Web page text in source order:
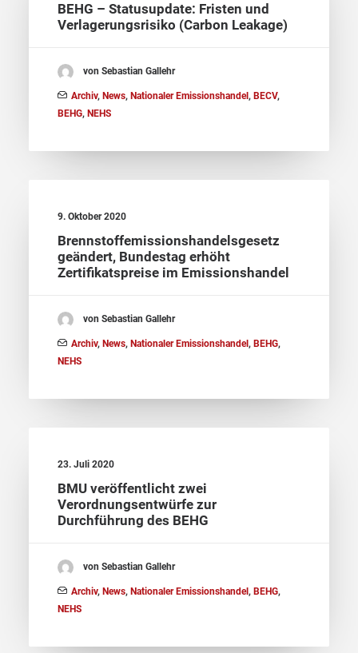
BEHG – Statusupdate: Fristen und
Verlagerungsrisiko (Carbon Leakage)
von Sebastian Gallehr
Archiv, News, Nationaler Emissionshandel, BECV,
BEHG, NEHS
9. Oktober 2020
Brennstoffemissionshandelsgesetz
geändert, Bundestag erhöht
Zertifikats­preise im Emissions­handel
von Sebastian Gallehr
Archiv, News, Nationaler Emissionshandel, BEHG,
NEHS
23. Juli 2020
BMU veröffentlicht zwei
Verordnungsentwürfe zur
Durchführung des BEHG
von Sebastian Gallehr
Archiv, News, Nationaler Emissionshandel, BEHG,
NEHS